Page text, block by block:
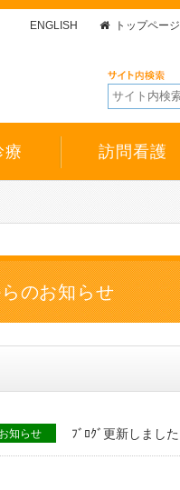
ENGLISH トップページ
療 訪問看護
のお知らせ
お知らせ ﾌﾞﾛｸﾞ更新しました